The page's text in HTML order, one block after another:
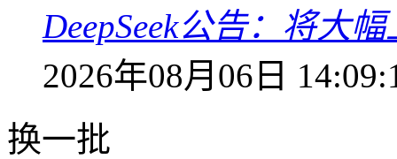
DeepSeek公告：将大
2026年08月06日
换一批